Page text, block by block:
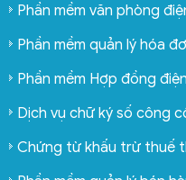
Phần mềm văn phòng
Phần mềm quản lý hóa
Phần mềm Hợp đồng
Dịch vụ chữ ký số công
Chứng từ khấu trừ thuế